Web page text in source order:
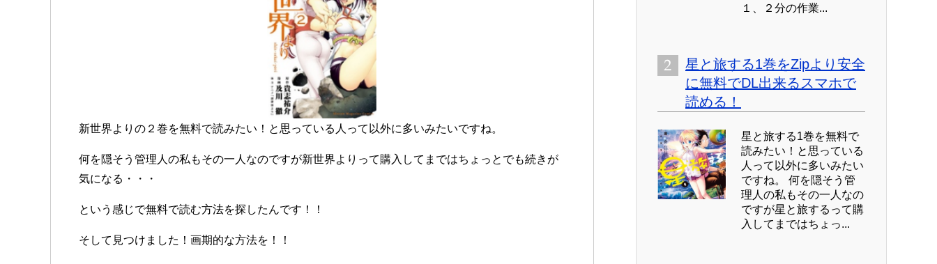
新世界よりの２巻を無料で読みたい！と思っている人って以外に多いみたいですね。
何を隠そう管理人の私もその一人なのですが新世界よりって購入してまではちょっとでも続きが
気になる・・・
という感じで無料で読む方法を探したんです！！
そして見つけました！画期的な方法を！！
１、２分の作業...
星と旅する1巻をZipより安全
に無料でDL出来るスマホで
読める！
星と旅する1巻を無料で
読みたい！と思っている
人って以外に多いみたい
ですね。 何を隠そう管
理人の私もその一人なの
ですが星と旅するって購
入してまではちょっ...